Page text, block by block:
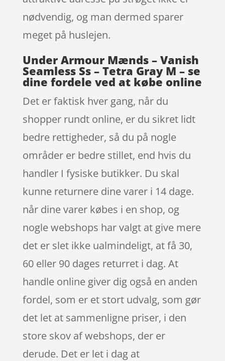
nødvendig, og man dermed sparer
meget på huslejen.
Under Armour Mænds – Vanish
Seamless Ss – Tetra Gray M – se
dine fordele ved at købe online
Det er faktisk hver gang, når du
shopper rundt online, er du sikret lidt
bedre rettigheder, så du på nogle
områder er bedre stillet, end hvis du
handler I fysiske butikker. Du skal
kunne returnere dine varer i 14 dage.
når dine varer købes i en shop, og
nogle webshops har valgt at give mere
det er slet ikke ualmindeligt, at få 30,
60 eller 90 dages returret i dag. At
handle online giver dig også en anden
fordel, som er et stort udvalg, som gør
det let at sammenligne priser, i den
store skov af webshops, der er
derude. Det er let i dag at